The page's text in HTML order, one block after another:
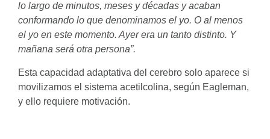
lo largo de minutos, meses y décadas y acaban
conformando lo que denominamos el yo. O al menos
el yo en este momento. Ayer era un tanto distinto. Y
mañana será otra persona”.
Esta capacidad adaptativa del cerebro solo aparece si
movilizamos el sistema acetilcolina, según Eagleman,
y ello requiere motivación.